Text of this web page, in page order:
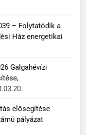
– Folytatódik a
Ház energetikai
Galgahévízi
elősegítése
pályázat